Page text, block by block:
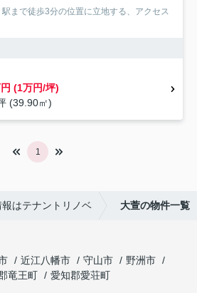
まで徒歩3分の位置に立地する、アクセス
(1万円/坪)
(39.90㎡)
1
はテナントリノベ 大萱の物件一覧
近江八幡市 守山市
野洲市
竜王町
愛知郡愛荘町